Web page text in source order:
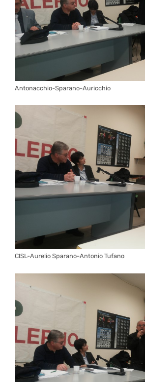
Antonacchio-Sparano-Auricchio
CISL-Aurelio Sparano-Antonio Tufano